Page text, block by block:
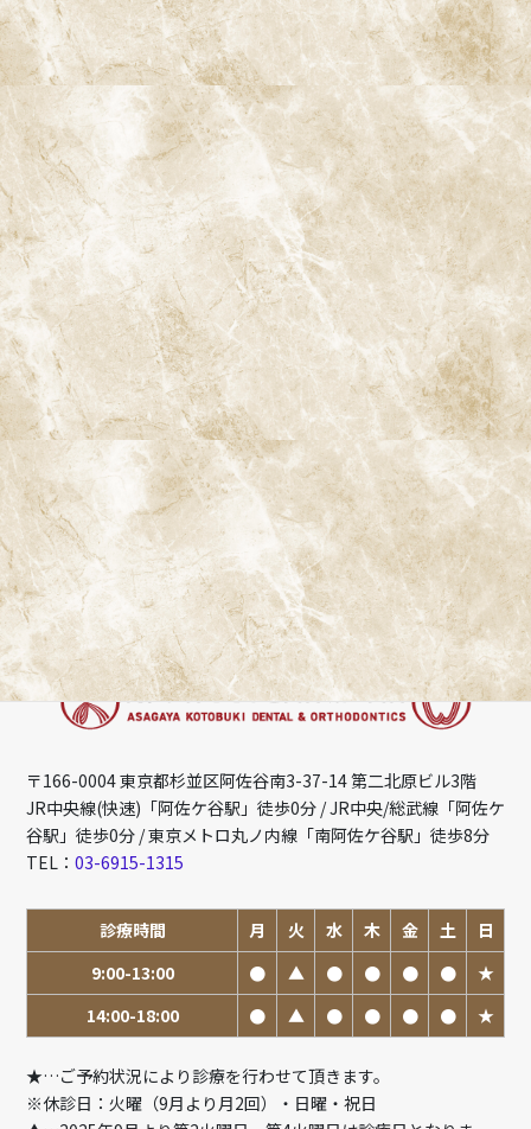
阿佐ヶ谷ことぶき歯科・矯正歯科
阿佐ヶ谷の歯医者「阿佐ヶ谷ことぶき歯科・矯正歯科」は、JR中
央線(快速)「阿佐ケ谷駅」徒歩0分 / JR中央/総武線「阿佐ケ谷駅」
徒歩0分 / 東京メトロ丸ノ内線「南阿佐ケ谷駅」徒歩8分の、駅す
ぐでとても通いやすい場所にある歯医者です。杉並区や中野区、新
宿、東京都内、隣接県や遠方からも患者様に来院頂きやすい環境
といえます。
〒166-0004 東京都杉並区阿佐谷南3-37-14 第二北原ビル3階
JR中央線(快速)「阿佐ケ谷駅」徒歩0分 / JR中央/総武線「阿佐ケ
谷駅」徒歩0分 / 東京メトロ丸ノ内線「南阿佐ケ谷駅」徒歩8分
TEL： 03-6915-1315
診療時間 月 火 水 木 金 土
日
9:00-13:00
● ▲ ● ● ● ●
★
14:00-18:00
● ▲ ● ● ● ● ★
★…ご予約状況により診療を行わせて頂きます。
※休診日：火曜（9月より月2回）・日曜・祝日